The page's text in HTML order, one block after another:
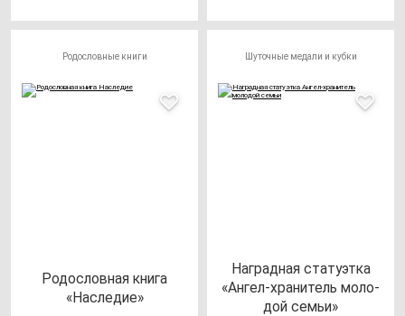
Родословные книги
Родос­лов­ная кни­га
«Нас­ле­дие»
Шуточные медали и кубки
Наг­рад­ная ста­ту­эт­ка
«Ангел-хра­ни­тель мо­ло­
дой семьи»